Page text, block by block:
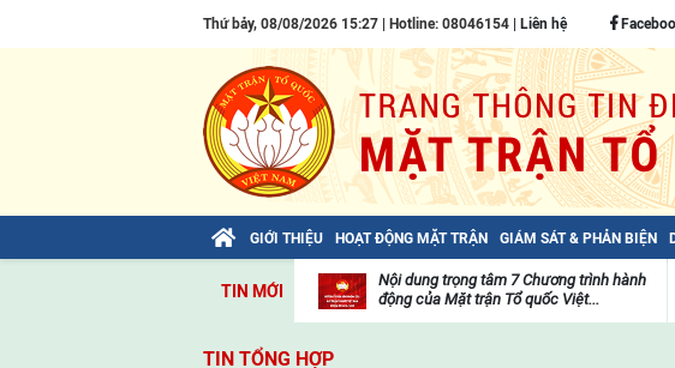
Thứ bảy, 08/08/2026 15:27 | Hotline: 08046154 | Liên hệ
GIỚI THIỆU HOẠT ĐỘNG MẶT TRẬN GIÁM SÁT & PHẢN BIỆN
TIN MỚI
Bài viết của Tổng Bí thư Tô Lâm: TIẾN
viện
Nội dung trọng tâm 7 Chương trình hành
động của Mặt trận Tổ quốc Việt...
TIN TỔNG HỢP